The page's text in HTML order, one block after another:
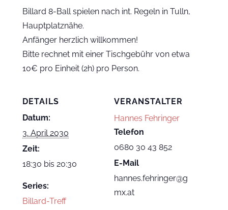
Billard 8-Ball spielen nach int. Regeln in Tulln,
Hauptplatznähe.
Anfänger herzlich willkommen!
Bitte rechnet mit einer Tischgebühr von etwa
10€ pro Einheit (2h) pro Person.
DETAILS
Datum:
3. April 2030
Zeit:
18:30 bis 20:30
Series:
Billard-Treff
VERANSTALTER
Hannes Fehringer
Telefon
0680 30 43 852
E-Mail
hannes.fehringer@g
mx.at